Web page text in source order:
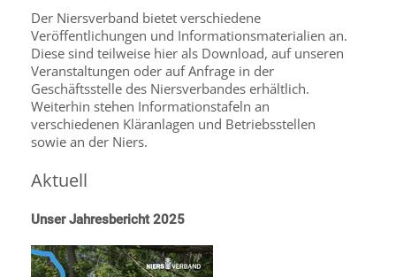
Der Niersverband bietet verschiedene
Veröffentlichungen und Informationsmaterialien an.
Diese sind teilweise hier als Download, auf unseren
Veranstaltungen oder auf Anfrage in der
Geschäftsstelle des Niersverbandes erhältlich.
Weiterhin stehen Informationstafeln an
verschiedenen Kläranlagen und Betriebsstellen
sowie an der Niers.
Aktuell
Unser Jahresbericht 2025